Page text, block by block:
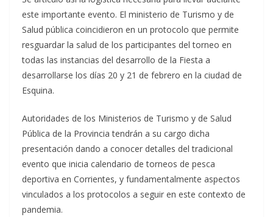
este importante evento. El ministerio de Turismo y de
Salud pública coincidieron en un protocolo que permite
resguardar la salud de los participantes del torneo en
todas las instancias del desarrollo de la Fiesta a
desarrollarse los días 20 y 21 de febrero en la ciudad de
Esquina.
Autoridades de los Ministerios de Turismo y de Salud
Pública de la Provincia tendrán a su cargo dicha
presentación dando a conocer detalles del tradicional
evento que inicia calendario de torneos de pesca
deportiva en Corrientes, y fundamentalmente aspectos
vinculados a los protocolos a seguir en este contexto de
pandemia.